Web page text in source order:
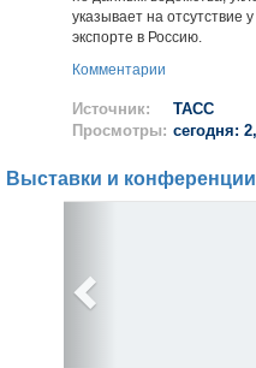
указывает на
экспорте в Россию.
Комментарии
Источник:
ТАСС
Просмотры: сегодня:
Выставки и